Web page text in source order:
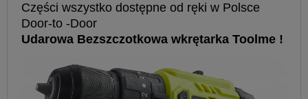
Części wszystko dostępne od ręki w Polsce
Door-to -Door
Udarowa Bezszczotkowa wkrętarka Toolme !